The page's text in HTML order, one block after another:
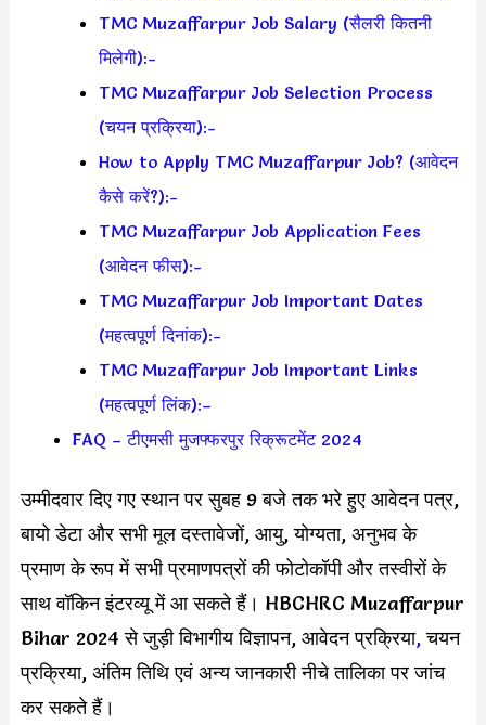
TMC Muzaffarpur Job Salary (सैलरी कितनी
मिलेगी):-
TMC Muzaffarpur Job Selection Process
(चयन प्रक्रिया):-
How to Apply TMC Muzaffarpur Job? (आवेदन
कैसे करें?):-
TMC Muzaffarpur Job Application Fees
(आवेदन फीस):-
TMC Muzaffarpur Job Important Dates
(महत्वपूर्ण दिनांक):-
TMC Muzaffarpur Job Important Links
(महत्वपूर्ण लिंक):–
FAQ – टीएमसी मुजफ्फरपुर रिक्रूटमेंट 2024
उम्मीदवार दिए गए स्थान पर सुबह 9 बजे तक भरे हुए आवेदन पत्र,
बायो डेटा और सभी मूल दस्तावेजों, आयु, योग्यता, अनुभव के
प्रमाण के रूप में सभी प्रमाणपत्रों की फोटोकॉपी और तस्वीरों के
साथ वॉकिन इंटरव्यू में आ सकते हैं। HBCHRC Muzaffarpur
Bihar 2024 से जुड़ी विभागीय विज्ञापन, आवेदन प्रक्रिया,चयन
प्रक्रिया, अंतिम तिथि एवं अन्य जानकारी नीचे तालिका पर जांच
कर सकते हैं।